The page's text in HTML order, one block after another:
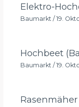
Elektro-
Baumarkt/ 19.
Hochbeet
Baumarkt/ 19.